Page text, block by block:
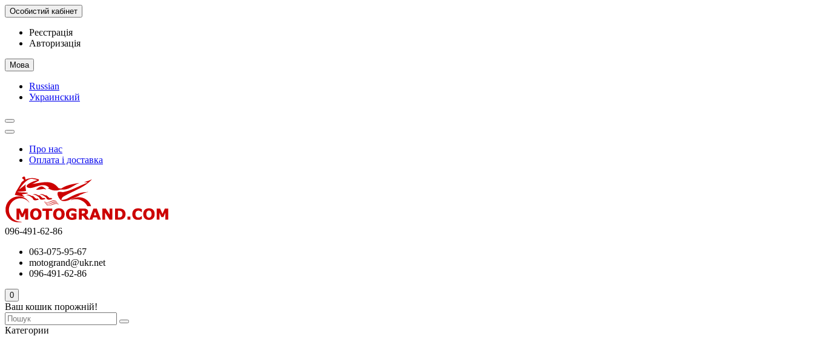
Особистий кабінет
Реєстрація
Авторизація
Мова
Russian
Украинский
Про нас
Оплата і доставка
096-491-62-86
063-075-95-67
motogrand@ukr.net
096-491-62-86
0
Ваш кошик порожній!
Категории